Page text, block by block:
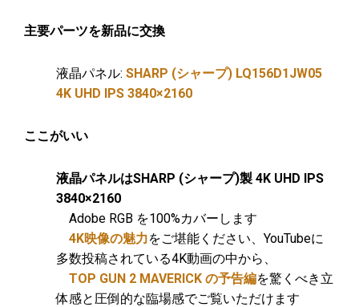
主要パーツを新品に交換
液晶パネル: SHARP (シャープ) LQ156D1JW05
4K UHD IPS 3840×2160
ここがいい
液晶パネルはSHARP (シャープ)製 4K UHD IPS
3840×2160
Adobe RGB を100%カバーします
4K映像の魅力をご堪能ください、YouTubeに
多数投稿されている4K動画の中から、
TOP GUN 2 MAVERICK の予告編を驚くべき立
体感と圧倒的な臨場感でご覧いただけます